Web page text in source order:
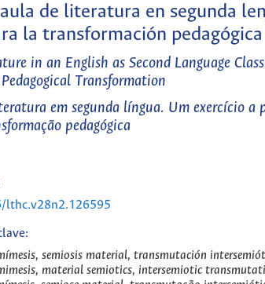
de literatura en segunda
la transformación pedagógica
in an English as Second Language
Transformation
em segunda língua. Um exercício a
pedagógica
lthc.v28n2.126595
semiosis material, transmutación
material semiotics, intersemiotic